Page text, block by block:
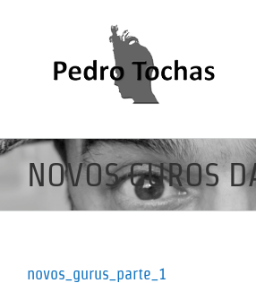
NOVOS GUROS
novos_gurus_parte_1